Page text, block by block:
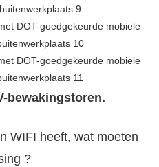
bewakingstoren.
WIFI heeft, wat moeten
?